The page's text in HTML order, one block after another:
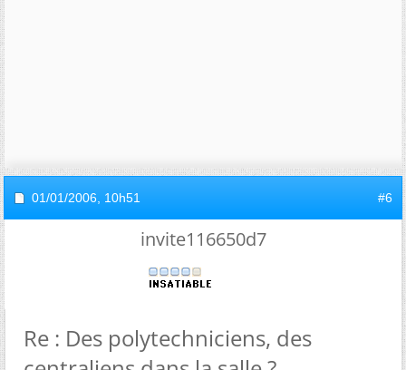
01/01/2006, 10h51 #6
invite116650d7
Re : Des polytechniciens, des